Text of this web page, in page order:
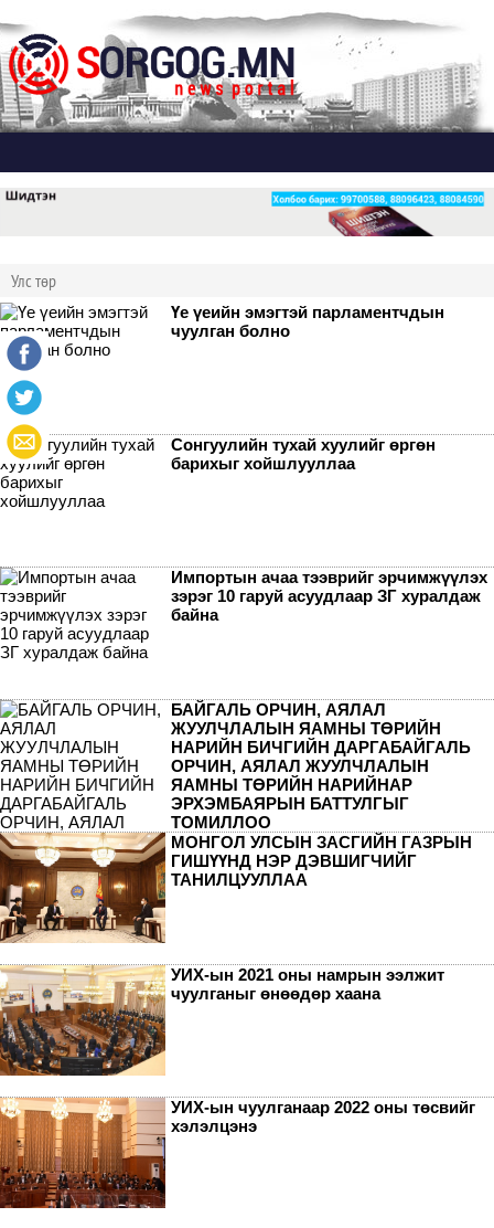
Улс төр
Үе үеийн эмэгтэй парламентчдын
чуулган болно
Сонгуулийн тухай хуулийг өргөн
барихыг хойшлууллаа
Импортын ачаа тээврийг эрчимжүүлэх
зэрэг 10 гаруй асуудлаар ЗГ хуралдаж
байна
БАЙГАЛЬ ОРЧИН, АЯЛАЛ
ЖУУЛЧЛАЛЫН ЯАМНЫ ТӨРИЙН
НАРИЙН БИЧГИЙН ДАРГАБАЙГАЛЬ
ОРЧИН, АЯЛАЛ ЖУУЛЧЛАЛЫН
ЯАМНЫ ТӨРИЙН НАРИЙНАР
ЭРХЭМБАЯРЫН БАТТУЛГЫГ
ТОМИЛЛОО
МОНГОЛ УЛСЫН ЗАСГИЙН ГАЗРЫН
ГИШҮҮНД НЭР ДЭВШИГЧИЙГ
ТАНИЛЦУУЛЛАА
УИХ-ын 2021 оны намрын ээлжит
чуулганыг өнөөдөр хаана
УИХ-ын чуулганаар 2022 оны төсвийг
хэлэлцэнэ